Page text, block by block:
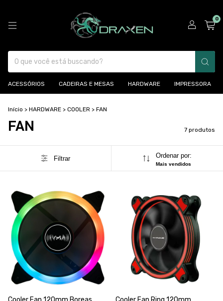
0
ACESSÓRIOS CADEIRAS E MESAS HARDWARE IMPRESSORA
Início > HARDWARE > COOLER > FAN
FAN 7 produtos
Filtrar Ordenar por:
Mais vendidos